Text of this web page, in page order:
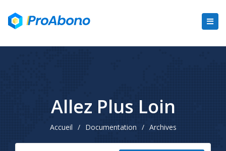
Allez Plus Loin
Accueil / Documentation / Archives